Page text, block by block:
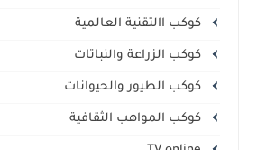
كوكب االتقنية العالمية
كوكب الزراعة والنباتات
كوكب الطيور والحيوانات
كوكب المواهب الثقافية